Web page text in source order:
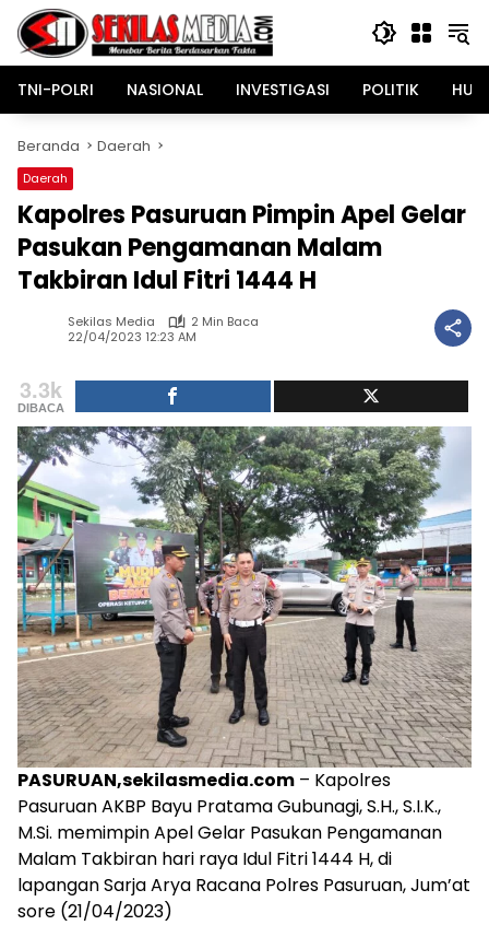
Langsung
konten
TNI-POLRI
NASIONAL INVESTIGASI POLITIK
Beranda Daerah
Daerah
Kapolres Pasuruan Pimpin Apel Gelar
Pasukan Pengamanan Malam
Takbiran Idul Fitri 1444 H
Sekilas Media
2 Min Baca
22/04/2023 12:23 AM
3.3k
DIBACA
PASURUAN,sekilasmedia.com – Kapolres
Pasuruan AKBP Bayu Pratama Gubunagi, S.H., S.I.K.,
M.Si. memimpin Apel Gelar Pasukan Pengamanan
Malam Takbiran hari raya Idul Fitri 1444 H, di
lapangan Sarja Arya Racana Polres Pasuruan, Jum’at
sore (21/04/2023)